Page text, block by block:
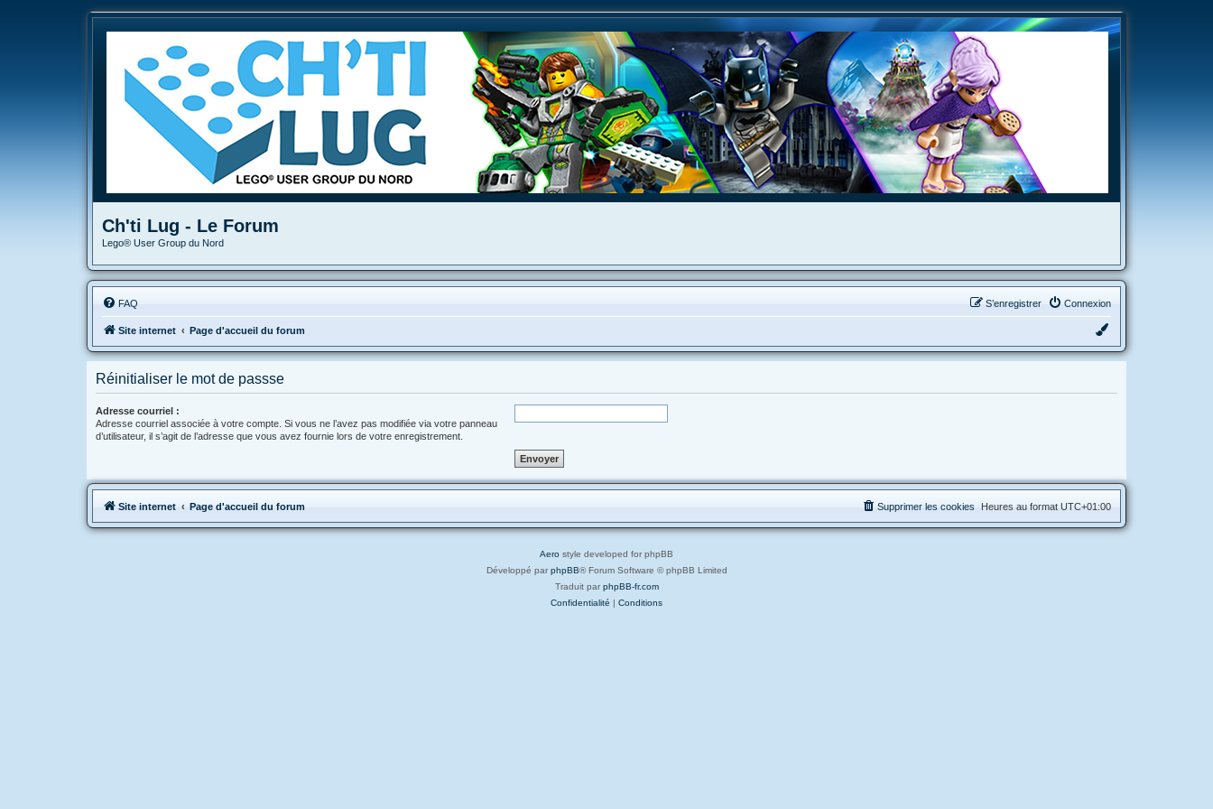
Ch'ti Lug - Le Forum
Lego® User Group du Nord
FAQ Connexion
S’enregistrer
Site internet Page d'accueil du forum
Réinitialiser le mot de passse
Adresse courriel :
Adresse courriel associée à votre compte. Si vous ne l’avez pas modifiée via votre panneau
d’utilisateur, il s’agit de l’adresse que vous avez fournie lors de votre enregistrement.
Site internet Page d'accueil du forum Heures au format UTC+01:00
Supprimer les cookies
Aero style developed for phpBB
Développé par phpBB® Forum Software © phpBB Limited
Traduit par phpBB-fr.com
Confidentialité | Conditions